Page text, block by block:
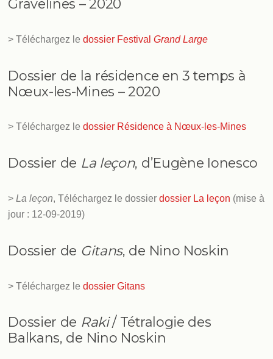
Gravelines – 2020
> Téléchargez ledossier FestivalGrand Large
Dossier de la résidence en 3 temps à
Nœux-les-Mines – 2020
> Téléchargez ledossier Résidence à Nœux-les-Mines
Dossier de La leçon, d’Eugène Ionesco
>La leçon, Téléchargez le dossierdossier La leçon (mise à
jour : 12-09-2019)
Dossier de Gitans, de Nino Noskin
> Téléchargez ledossier Gitans
Dossier de Raki/ Tétralogie des
Balkans, de Nino Noskin